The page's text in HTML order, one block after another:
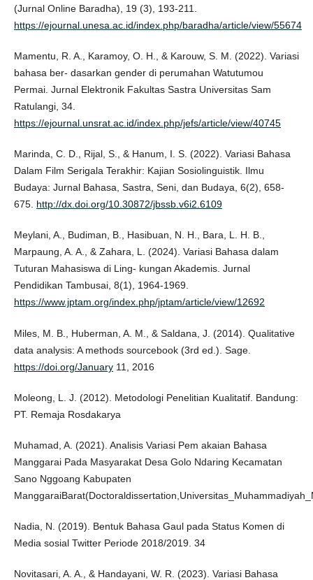
(Jurnal Online Baradha), 19 (3), 193-211.
https://ejournal.unesa.ac.id/index.php/baradha/article/view/55674
Mamentu, R. A., Karamoy, O. H., & Karouw, S. M. (2022). Variasi
bahasa ber- dasarkan gender di perumahan Watutumou
Permai. Jurnal Elektronik Fakultas Sastra Universitas Sam
Ratulangi, 34.
https://ejournal.unsrat.ac.id/index.php/jefs/article/view/40745
Marinda, C. D., Rijal, S., & Hanum, I. S. (2022). Variasi Bahasa
Dalam Film Serigala Terakhir: Kajian Sosiolinguistik. Ilmu
Budaya: Jurnal Bahasa, Sastra, Seni, dan Budaya, 6(2), 658-
675. http://dx.doi.org/10.30872/jbssb.v6i2.6109
Meylani, A., Budiman, B., Hasibuan, N. H., Bara, L. H. B.,
Marpaung, A. A., & Zahara, L. (2024). Variasi Bahasa dalam
Tuturan Mahasiswa di Ling- kungan Akademis. Jurnal
Pendidikan Tambusai, 8(1), 1964-1969.
https://www.jptam.org/index.php/jptam/article/view/12692
Miles, M. B., Huberman, A. M., & Saldana, J. (2014). Qualitative
data analysis: A methods sourcebook (3rd ed.). Sage.
https://doi.org/January11, 2016
Moleong, L. J. (2012). Metodologi Penelitian Kualitatif. Bandung:
PT. Remaja Rosdakarya
Muhamad, A. (2021). Analisis Variasi Pem akaian Bahasa
Manggarai Pada Masyarakat Desa Golo Ndaring Kecamatan
Sano Nggoang Kabupaten
Nadia, N. (2019). Bentuk Bahasa Gaul pada Status Komen di
Media sosial Twitter Periode 2018/2019. 34
Novitasari, A. A., & Handayani, W. R. (2023). Variasi Bahasa